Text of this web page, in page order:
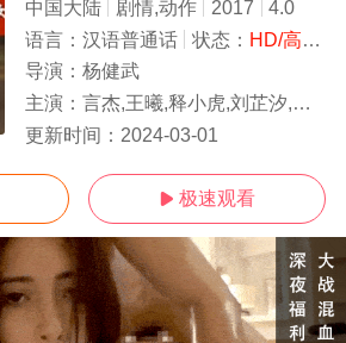
中国大陆 剧情,动作 2017
4.0
语言： 汉语普通话 状态： HD/高清
导演： 杨健武
主演： 言杰,王曦,释小虎,刘芷汐,王子行,曹宇,刘晴,王欢,王彦明,石小满,胡彩虹
更新时间： 2024-03-01
 极速观看